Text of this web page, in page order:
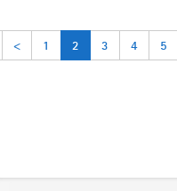
< 1 2 3 4 5